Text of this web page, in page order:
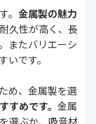
。 金属製の魅力
久性が高く、長
またバリエーシ
です。
め、金属製を選
すめです。 金属
選ぶか、吸音材